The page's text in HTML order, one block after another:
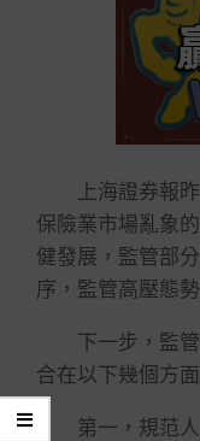
上海證券報昨
保險業市場亂象
健發展，監管部
序，監管高壓態
下一步，監管
合在以下幾個方面
第一，規范人